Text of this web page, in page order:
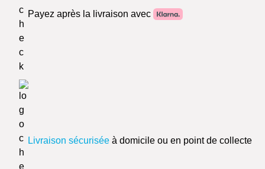
Payez après la livraison avec
Livraison sécurisée à domicile ou en point de collecte